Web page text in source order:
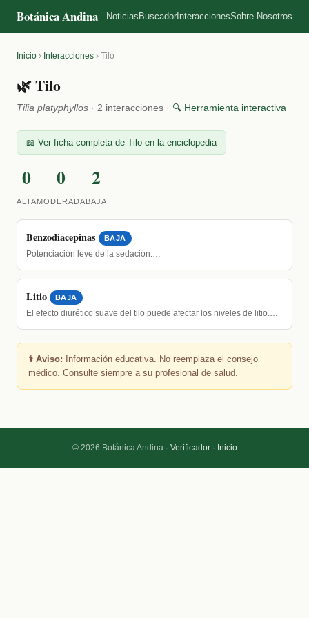
Botánica Andina Noticias Buscador InteraccionesSobre Nosotros
Inicio › Interacciones › Tilo
🌿 Tilo
Tilia platyphyllos · 2 interacciones · 🔍 Herramienta interactiva
📖 Ver ficha completa de Tilo en la enciclopedia
0
ALTA
0
MODERADA
2
BAJA
Benzodiacepinas BAJA
Potenciación leve de la sedación.…
Litio BAJA
El efecto diurético suave del tilo puede afectar los niveles de litio.…
⚕️ Aviso: Información educativa. No reemplaza el consejo
médico. Consulte siempre a su profesional de salud.
© 2026 Botánica Andina · Verificador· Inicio